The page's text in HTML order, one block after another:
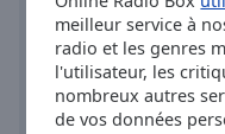
meilleur service à
radio et les genres
l'utilisateur, les
nombreux autres
de vos données